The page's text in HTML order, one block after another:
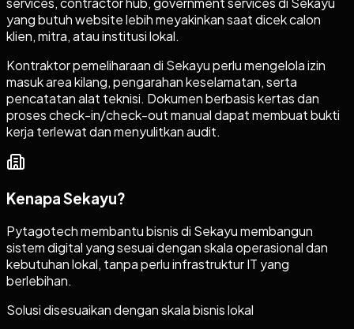
yang butuh website lebih meyakinkan saat dicek calon
klien, mitra, atau institusi lokal.
Kontraktor pemeliharaan di Sekayu perlu mengelola izin
masuk area kilang, pengarahan keselamatan, serta
pencatatan alat teknisi. Dokumen berbasis kertas dan
proses check-in/check-out manual dapat membuat bukti
kerja terlewat dan menyulitkan audit.
KenapaSekayu?
Pytagotech membantu bisnis di Sekayu membangun
sistem digital yang sesuai dengan skala operasional dan
kebutuhan lokal, tanpa perlu infrastruktur IT yang
berlebihan.
Solusi disesuaikan dengan skala bisnis lokal